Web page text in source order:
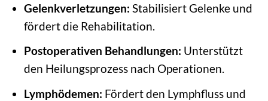
Gelenkverletzungen: Stabilisiert Gelenke und
fördert die Rehabilitation.
Postoperativen Behandlungen: Unterstützt
den Heilungsprozess nach Operationen.
Lymphödemen: Fördert den Lymphfluss und